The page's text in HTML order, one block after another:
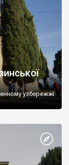
узбережжі